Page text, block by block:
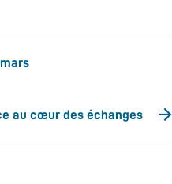
au cœur des échanges